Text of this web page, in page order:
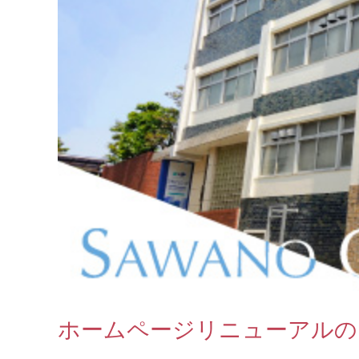
ホームページリニューアル